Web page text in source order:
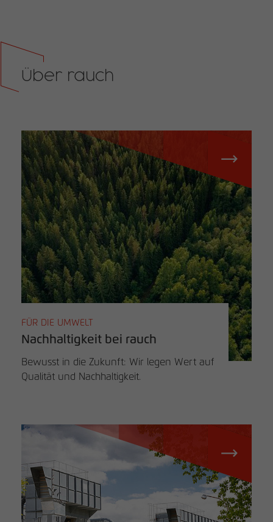
Über rauch
FÜR DIE UMWELT
Nachhaltigkeit bei rauch
Bewusst in die Zukunft: Wir legen Wert auf
Qualität und Nachhaltigkeit.